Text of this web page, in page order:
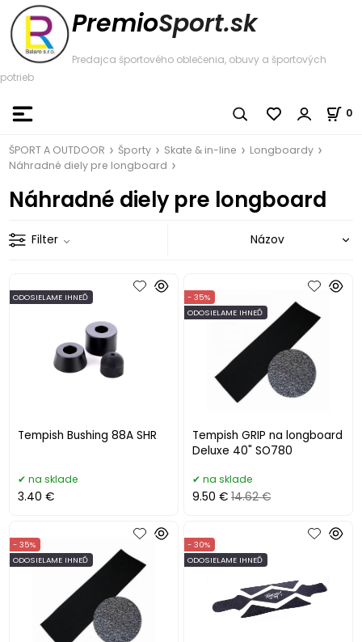
PremioSport.sk
Predajca športového oblečenia, obuvy a športových
potrieb
0
ŠPORT A OUTDOOR Športy Skate & in-line
Longboardy
Náhradné diely pre longboard
Náhradné diely pre longboard
Filter
Tempish Bushing 88A SHR
ODOSIELAME IHNEĎ
na sklade
3.40 €
Tempish GRIP na longboard
Deluxe 40" SO780
- 35%
ODOSIELAME IHNEĎ
na sklade
9.50 € 14.62 €
- 35%
ODOSIELAME IHNEĎ
- 30%
ODOSIELAME IHNEĎ